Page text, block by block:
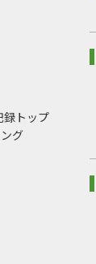
録トップ
グ